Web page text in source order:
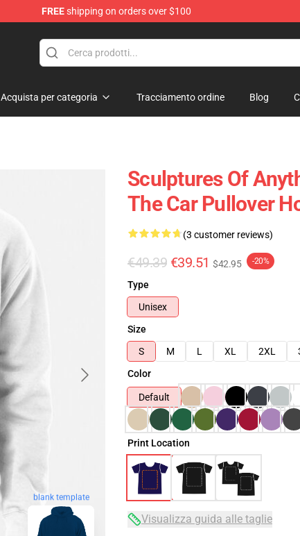
FREEshipping on orders over $100
Acquista per categoria Tracciamento ordine Blog
blank template
Sculptures Of
The Car Pullover
(3 customer reviews)
€49.39 €39.51 $42.95 -20%
Type
Unisex
Size
S
M L XL 2XL
Color
Default
Print Location
Visualizza guida alle taglie